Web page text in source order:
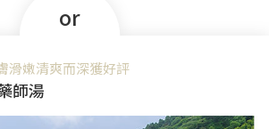
or
滑嫩清爽而深獲好評
師湯